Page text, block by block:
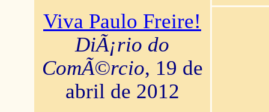
Viva Paulo Freire!
DiÃ¡rio do
ComÃ©rcio, 19 de
abril de 2012